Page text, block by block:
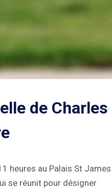
de Charles
heures au Palais St James
se réunit pour désigner